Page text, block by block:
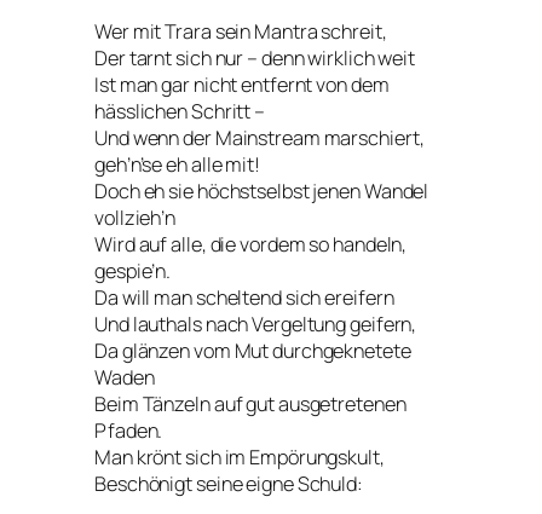
Wer mit Trara sein Mantra schreit,
Der tarnt sich nur – denn wirklich weit
Ist man gar nicht entfernt von dem
hässlichen Schritt –
Und wenn der Mainstream marschiert,
geh’n’se eh alle mit!
Doch eh sie höchstselbst jenen Wandel
vollzieh’n
Wird auf alle, die vordem so handeln,
gespie’n.
Da will man scheltend sich ereifern
Und lauthals nach Vergeltung geifern,
Da glänzen vom Mut durchgeknetete
Waden
Beim Tänzeln auf gut ausgetretenen
Pfaden.
Man krönt sich im Empörungskult,
Beschönigt seine eigne Schuld: